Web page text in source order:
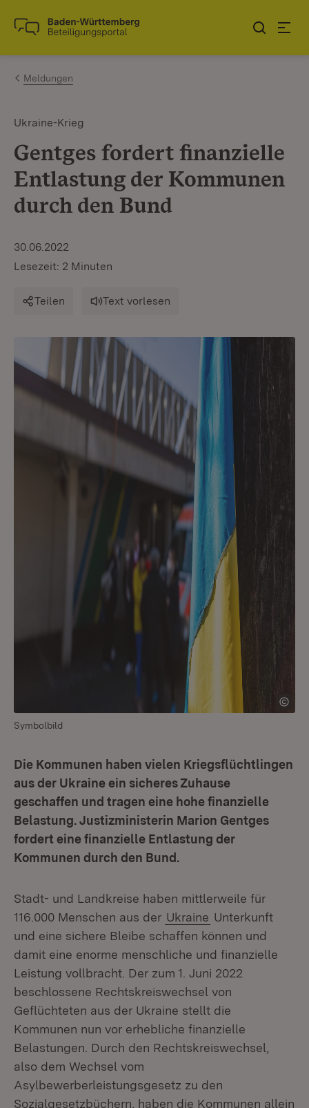
Zum Inhalt springen
Link zur Startseite
Meldungen
Ukraine-Krieg
Gentges fordert finanzielle
Entlastung der Kommunen
durch den Bund
30.06.2022
Lesezeit: 2 Minuten
Teilen Text vorlesen
Symbolbild
Die Kommunen haben vielen Kriegsflüchtlingen
aus der Ukraine ein sicheres Zuhause
geschaffen und tragen eine hohe finanzielle
Belastung. Justizministerin Marion Gentges
fordert eine finanzielle Entlastung der
Kommunen durch den Bund.
Stadt- und Landkreise haben mittlerweile für
116.000 Menschen aus der Ukraine Unterkunft
und eine sichere Bleibe schaffen können und
damit eine enorme menschliche und finanzielle
Leistung vollbracht. Der zum 1. Juni 2022
beschlossene Rechtskreiswechsel von
Geflüchteten aus der Ukraine stellt die
Kommunen nun vor erhebliche finanzielle
Belastungen. Durch den Rechtskreiswechsel,
also dem Wechsel vom
Asylbewerberleistungsgesetz zu den
Sozialgesetzbüchern, haben die Kommunen allein